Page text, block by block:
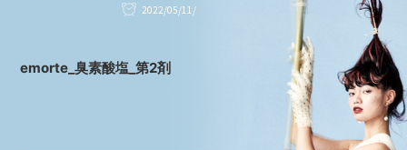
2022/05/11/
emorte_臭素酸塩_第2剤